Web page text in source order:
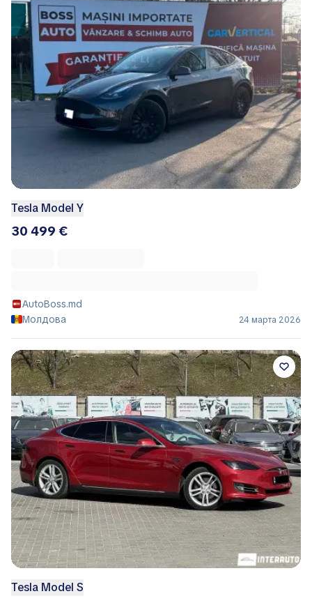
Tesla Model Y
30 499 €
AutoBoss.md
Молдова
24 марта 2026
Tesla Model S